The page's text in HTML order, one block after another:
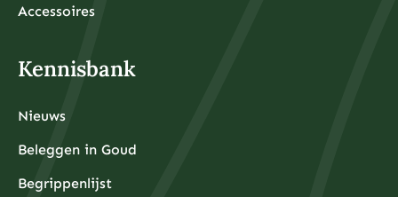
Accessoires
Kennisbank
Nieuws
Beleggen in Goud
Begrippenlijst